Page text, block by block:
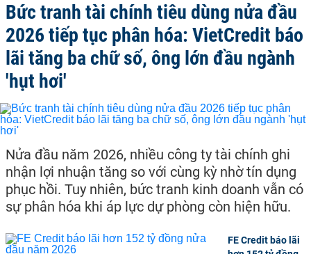
Bức tranh tài chính tiêu dùng nửa đầu
2026 tiếp tục phân hóa: VietCredit báo
lãi tăng ba chữ số, ông lớn đầu ngành
'hụt hơi'
Nửa đầu năm 2026, nhiều công ty tài chính ghi
nhận lợi nhuận tăng so với cùng kỳ nhờ tín dụng
phục hồi. Tuy nhiên, bức tranh kinh doanh vẫn có
sự phân hóa khi áp lực dự phòng còn hiện hữu.
FE Credit báo lãi